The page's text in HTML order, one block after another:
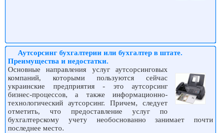
Аутсорсинг бухгалтерии или бухгалтер в штате.
Преимущества и недостатки.
Основные направления услуг аутсорсинговых
компаний, которыми пользуются сейчас
украинские предприятия - это аутсорсинг
бизнес-процессов, а также информационно-
технологический аутсорсинг. Причем, следует
отметить, что предоставление услуг по
бухгалтерскому учету необоснованно занимает почти
последнее место.